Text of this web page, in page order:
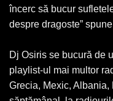
încerc să bucur
despre dragoste”
Dj Osiris se bucură de
playlist-ul mai multor
Grecia, Mexic, Albania,